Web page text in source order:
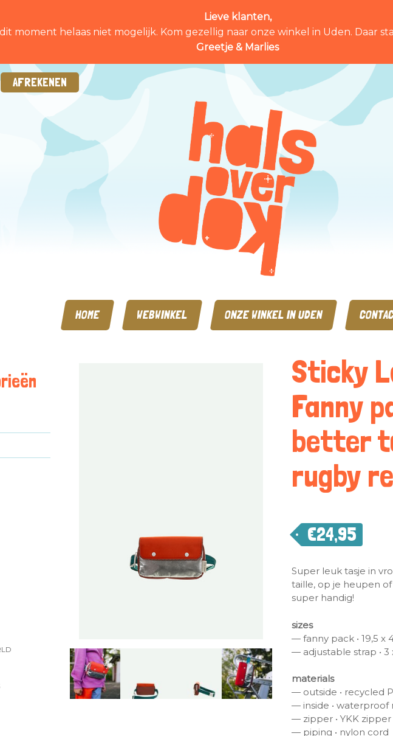
Lieve klanten,
moment helaas niet mogelijk. Kom gezellig naar onze winkel in Uden. Daar
Greetje & Marlies
AFREKENEN
HOME WEBWINKEL ONZE WINKEL IN UDEN
Sticky
Fanny
better
rugby
€24,95
Super leuk tasje in
taille, op je heupen
super handig!
sizes
— fanny pack • 19,5 x
— adjustable strap • 3
materials
— outside • recycled
— inside • waterproof
— zipper • YKK zipper
— piping • nylon cord